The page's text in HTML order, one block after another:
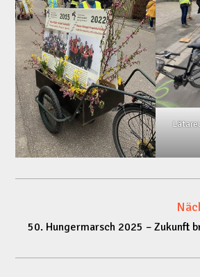
50. Hungermarsch 2025 – Zukunft